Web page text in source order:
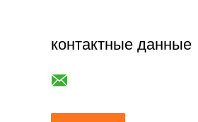
контактные данные